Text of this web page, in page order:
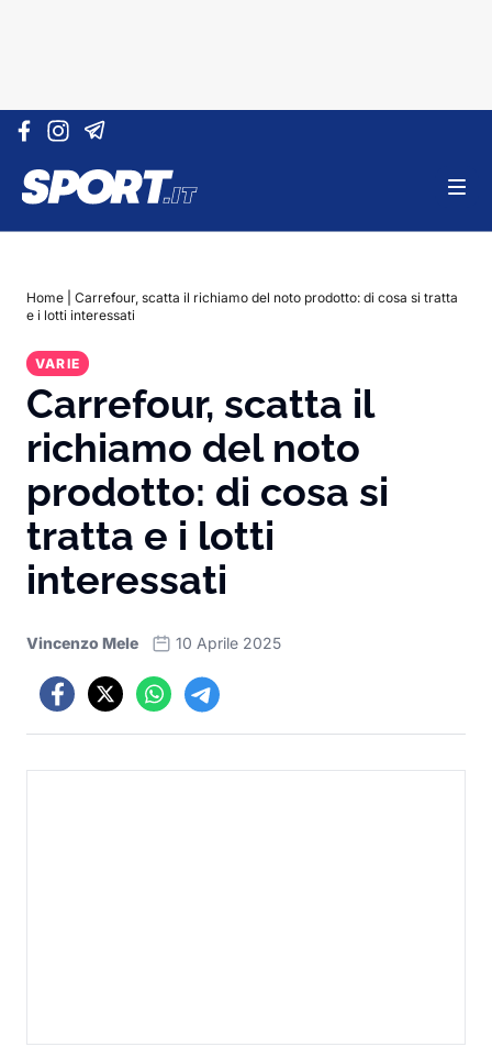
Vai al contenuto
Home
Carrefour, scatta il richiamo del noto prodotto: di cosa si tratta
e i lotti interessati
VARIE
Carrefour, scatta il
richiamo del noto
prodotto: di cosa si
tratta e i lotti
interessati
Vincenzo Mele 10 Aprile 2025